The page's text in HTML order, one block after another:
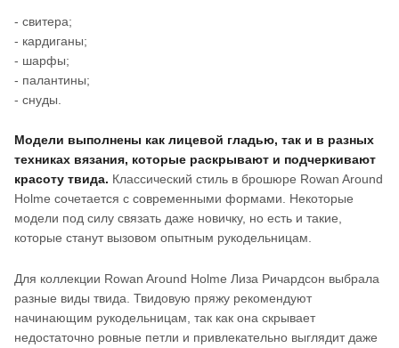
- свитера;
- кардиганы;
- шарфы;
- палантины;
- снуды.
Модели выполнены как лицевой гладью, так и в разных
техниках вязания, которые раскрывают и подчеркивают
красоту твида. Классический стиль в брошюре Rowan Around
Holme сочетается с современными формами. Некоторые
модели под силу связать даже новичку, но есть и такие,
которые станут вызовом опытным рукодельницам.
Для коллекции Rowan Around Holme Лиза Ричардсон выбрала
разные виды твида. Твидовую пряжу рекомендуют
начинающим рукодельницам, так как она скрывает
недостаточно ровные петли и привлекательно выглядит даже